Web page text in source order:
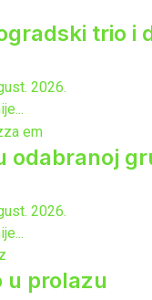
trio i
2026.
odabranoj
2026.
u prolazu